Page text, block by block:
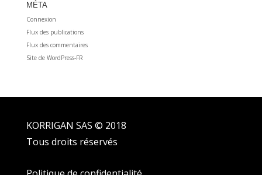
MÉTA
Connexion
Flux des publications
Flux des commentaires
Site de WordPress-FR
KORRIGAN SAS © 2018
Tous droits réservés